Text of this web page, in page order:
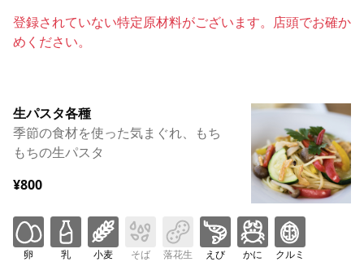
登録されていない特定原材料がございます。店頭でお確か
めください。
生パスタ各種
季節の食材を使った気まぐれ、もち
もちの生パスタ
¥800
卵 乳 小麦 そば 落花生 えび かに クルミ